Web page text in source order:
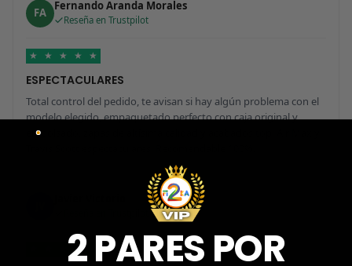
FA Fernando Aranda Morales
Reseña en Trustpilot
★ ★ ★ ★ ★
ESPECTACULARES
Total control del pedido, te avisan si hay algún problema con el
modelo elegido, empaquetado perfecto con caja original y
embolsado, zapas de altísima calidad y acabados top. Air Max y
★
2 PARES POR